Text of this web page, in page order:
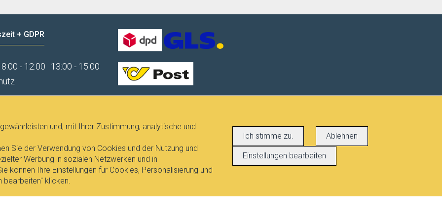
+ GDPR
8:00 - 12:00
13:00 - 15:00
und, mit Ihrer Zustimmung, analytische und
Sie der Verwendung von Cookies und der Nutzung und
Werbung in sozialen Netzwerken und in
können Ihre Einstellungen für Cookies, Personalisierung und
bearbeiten" klicken.
Ich stimme zu. Ablehnen
Einstellungen bearbeiten